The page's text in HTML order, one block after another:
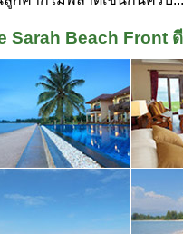
Sarah Beach Front